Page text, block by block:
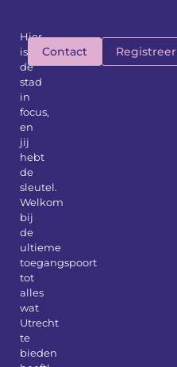
Hier
is
de
stad
in
focus,
en
jij
hebt
de
sleutel.
Welkom
bij
de
ultieme
toegangspoort
tot
alles
wat
Utrecht
te
bieden
Contact Registreer